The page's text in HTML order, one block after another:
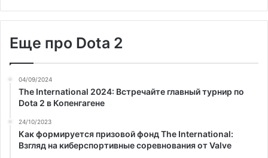
Еще про Dota 2
04/09/2024
The International 2024: Встречайте главный турнир по
Dota 2 в Копенгагене
24/10/2023
Как формируется призовой фонд The International:
Взгляд на киберспортивные соревнования от Valve